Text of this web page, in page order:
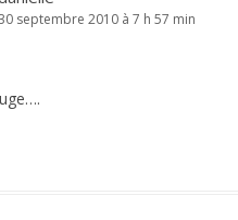
septembre 2010 à 7 h 57 min